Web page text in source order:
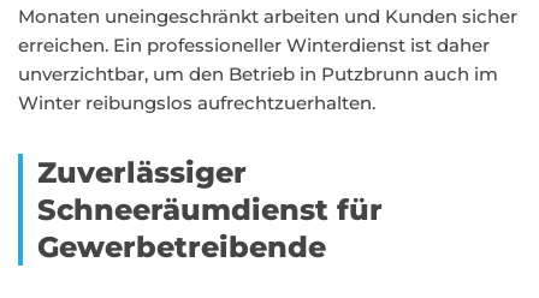
Monaten uneingeschränkt arbeiten und Kunden sicher
erreichen. Ein professioneller Winterdienst ist daher
unverzichtbar, um den Betrieb in Putzbrunn auch im
Winter reibungslos aufrechtzuerhalten.
Zuverlässiger
Schneeräumdienst für
Gewerbetreibende